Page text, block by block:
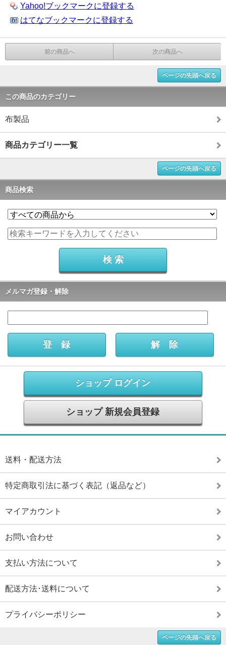
Yahoo!ブックマークに登録する
はてなブックマークに登録する
前の商品へ 次の商品へ
ページの先頭へ戻る
この商品のカテゴリー
布製品
商品カテゴリー一覧
ページの先頭へ戻る
商品検索
メルマガ登録・解除
ショップ ログイン
ショップ 新規会員登録
送料・配送方法
特定商取引法に基づく表記（返品など）
マイアカウント
お問い合わせ
支払い方法について
配送方法･送料について
プライバシーポリシー
ページの先頭へ戻る